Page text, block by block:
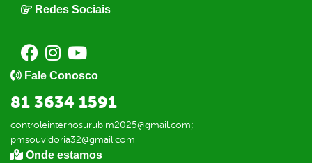
Redes Sociais
Fale Conosco
81 3634 1591
controleinternosurubim2025@gmail.com;
pmsouvidoria32@gmail.com
Onde estamos